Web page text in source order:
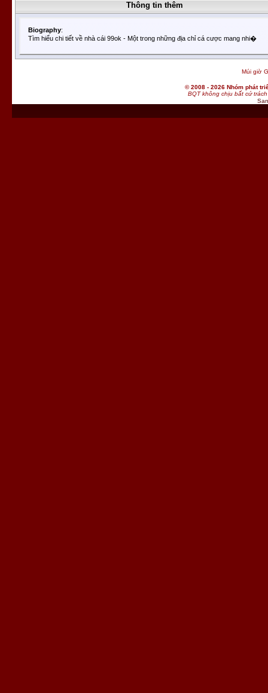
Thông tin thêm
Biography:
Tìm hiểu chi tiết về nhà cái 99ok - Một trong những địa chỉ cá cược mang nhi�
Múi giờ
© 2008 - 2026 Nhóm phát
BQT không chịu bất cứ